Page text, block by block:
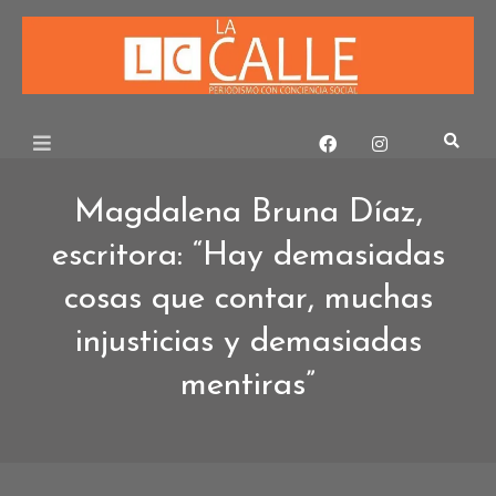
Skip
Magdalena Bruna Díaz,
escritora: “Hay demasiadas
cosas que contar, muchas
injusticias y demasiadas
mentiras”